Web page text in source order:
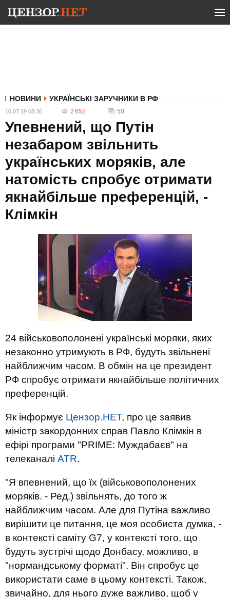
НОВИНИ УКРАЇНСЬКІ ЗАРУЧНИКИ В РФ
10.07.19 08:36 2 652 50
Упевнений, що Путін
незабаром звільнить
українських моряків, але
натомість спробує отримати
якнайбільше преференцій, -
Клімкін
24 військовополонені українські моряки, яких
незаконно утримують в РФ, будуть звільнені
найближчим часом. В обмін на це президент
РФ спробує отримати якнайбільше політичних
преференцій.
Як інформує Цензор.НЕТ, про це заявив
міністр закордонних справ Павло Клімкін в
ефірі програми "PRIME: Муждабаєв" на
телеканалі ATR.
"Я впевнений, що їх (військовополонених
моряків. - Ред.) звільнять, до того ж
найближчим часом. Але для Путіна важливо
вирішити це питання, це моя особиста думка, -
в контексті саміту G7, у контексті того, що
будуть зустрічі щодо Донбасу, можливо, в
"нормандському форматі". Він спробує це
використати саме в цьому контексті. Також,
звичайно, для нього дуже важливо, щоб у